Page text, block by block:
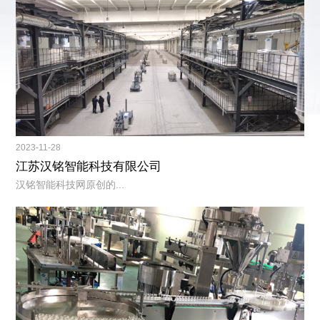
2023-11-28
江苏汉铭智能科技有限公司
汉铭智能科技网原创的...